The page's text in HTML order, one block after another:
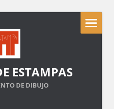
ESTAMPAS
DE DIBUJO